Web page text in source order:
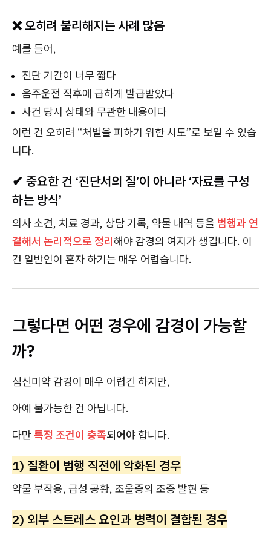
❌ 오히려 불리해지는 사례 많음
예를 들어,
진단 기간이 너무 짧다
음주운전 직후에 급하게 발급받았다
사건 당시 상태와 무관한 내용이다
이런 건 오히려 “처벌을 피하기 위한 시도”로 보일 수 있습
니다.
✔ 중요한 건 ‘진단서의 질’이 아니라 ‘자료를 구성
하는 방식’
의사 소견, 치료 경과, 상담 기록, 약물 내역 등을 범행과 연
결해서 논리적으로 정리해야 감경의 여지가 생깁니다. 이
건 일반인이 혼자 하기는 매우 어렵습니다.
그렇다면 어떤 경우에 감경이 가능할
까?
심신미약 감경이 매우 어렵긴 하지만,
아예 불가능한 건 아닙니다.
다만 특정 조건이 충족되어야 합니다.
1) 질환이 범행 직전에 악화된 경우
약물 부작용, 급성 공황, 조울증의 조증 발현 등
2) 외부 스트레스 요인과 병력이 결합된 경우